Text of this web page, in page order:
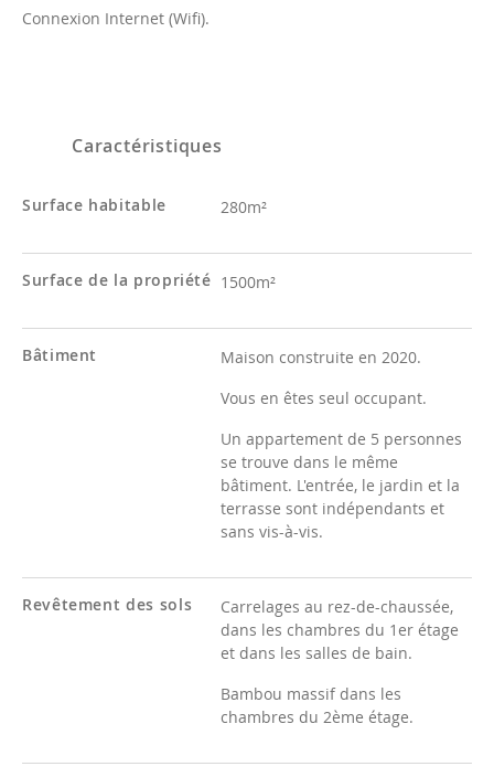
Connexion Internet (Wifi).
Caractéristiques
Surface habitable 280m²
Surface de la propriété 1500m²
Bâtiment
Maison construite en 2020.
Vous en êtes seul occupant.
Un appartement de 5 personnes
se trouve dans le même
bâtiment. L'entrée, le jardin et la
terrasse sont indépendants et
sans vis-à-vis.
Revêtement des sols
Carrelages au rez-de-chaussée,
dans les chambres du 1er étage
et dans les salles de bain.
Bambou massif dans les
chambres du 2ème étage.